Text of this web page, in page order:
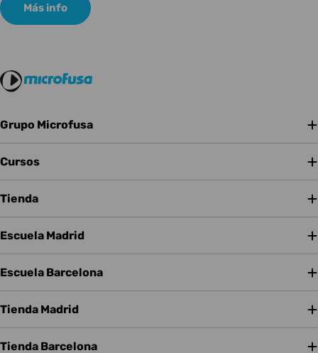
Más info
Grupo Microfusa
Cursos
Tienda
Escuela Madrid
Escuela Barcelona
Tienda Madrid
Tienda Barcelona